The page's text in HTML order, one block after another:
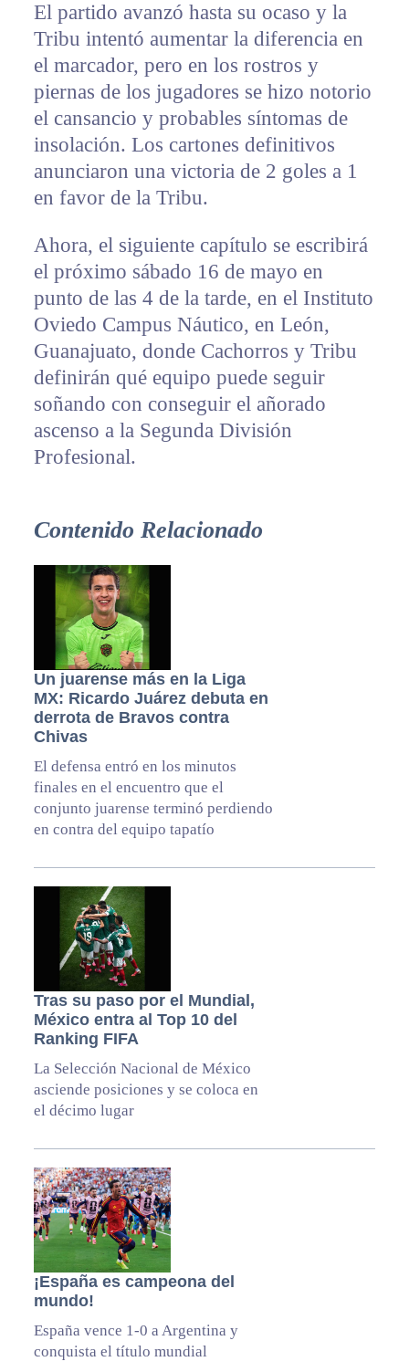
El partido avanzó hasta su ocaso y la
Tribu intentó aumentar la diferencia en
el marcador, pero en los rostros y
piernas de los jugadores se hizo notorio
el cansancio y probables síntomas de
insolación. Los cartones definitivos
anunciaron una victoria de 2 goles a 1
en favor de la Tribu.
Ahora, el siguiente capítulo se escribirá
el próximo sábado 16 de mayo en
punto de las 4 de la tarde, en el Instituto
Oviedo Campus Náutico, en León,
Guanajuato, donde Cachorros y Tribu
definirán qué equipo puede seguir
soñando con conseguir el añorado
ascenso a la Segunda División
Profesional.
Contenido Relacionado
Un juarense más en la Liga
MX: Ricardo Juárez debuta en
derrota de Bravos contra
Chivas
El defensa entró en los minutos
finales en el encuentro que el
conjunto juarense terminó perdiendo
en contra del equipo tapatío
Tras su paso por el Mundial,
México entra al Top 10 del
Ranking FIFA
La Selección Nacional de México
asciende posiciones y se coloca en
el décimo lugar
¡España es campeona del
mundo!
España vence 1-0 a Argentina y
conquista el título mundial